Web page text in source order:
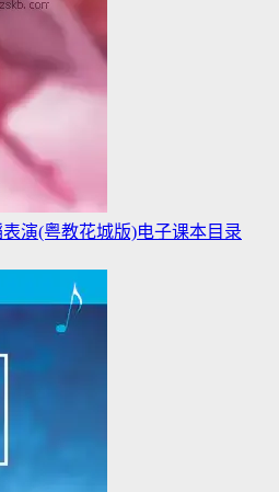
演(粤教花城版)电子课本目录